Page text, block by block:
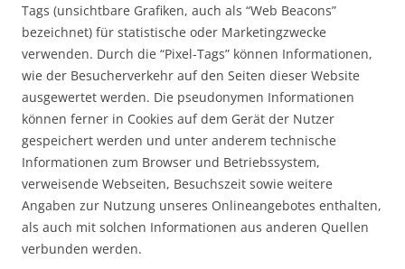
Tags (unsichtbare Grafiken, auch als “Web Beacons”
bezeichnet) für statistische oder Marketingzwecke
verwenden. Durch die “Pixel-Tags” können Informationen,
wie der Besucherverkehr auf den Seiten dieser Website
ausgewertet werden. Die pseudonymen Informationen
können ferner in Cookies auf dem Gerät der Nutzer
gespeichert werden und unter anderem technische
Informationen zum Browser und Betriebssystem,
verweisende Webseiten, Besuchszeit sowie weitere
Angaben zur Nutzung unseres Onlineangebotes enthalten,
als auch mit solchen Informationen aus anderen Quellen
verbunden werden.